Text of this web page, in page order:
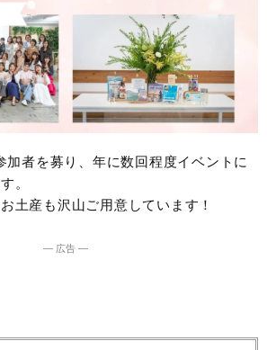
加者を募り、年に数回程度イベントに
。
土産も沢山ご用意しています！
― 広告 ―